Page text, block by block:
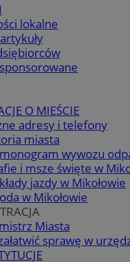
lokalne
O MIEŚCIE
adresy i telefony
miasta
wywozu
i msze święte w
jazdy w Mikołowie
w Mikołowie
Miasta
sprawę w